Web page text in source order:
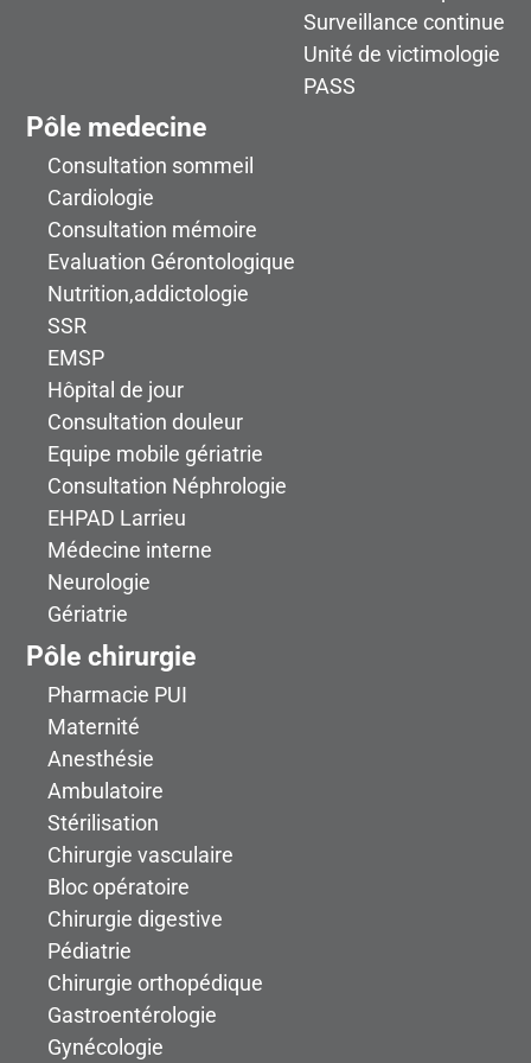
Surveillance continue
Unité de victimologie
PASS
Pôle medecine
Consultation sommeil
Cardiologie
Consultation mémoire
Evaluation Gérontologique
Nutrition,addictologie
SSR
EMSP
Hôpital de jour
Consultation douleur
Equipe mobile gériatrie
Consultation Néphrologie
EHPAD Larrieu
Médecine interne
Neurologie
Gériatrie
Pôle chirurgie
Pharmacie PUI
Maternité
Anesthésie
Ambulatoire
Stérilisation
Chirurgie vasculaire
Bloc opératoire
Chirurgie digestive
Pédiatrie
Chirurgie orthopédique
Gastroentérologie
Gynécologie